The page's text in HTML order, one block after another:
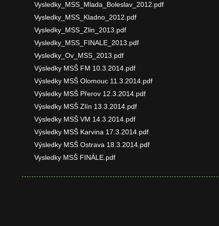
Vysledky_MSS_Mlada_Boleslav_2012.pdf
Vysledky_MSS_Kladno_2012.pdf
Vysledky_MSS_Zlin_2013.pdf
Vysledky_MSS_FINALE_2013.pdf
Vysledky_Ov_MSS_2013.pdf
Výsledky MSŠ FM 10.3.2014.pdf
Výsledky MSŠ Olomouc 11.3.2014.pdf
Výsledky MSŠ Přerov 12.3.2014.pdf
Výsledky MSŠ Zlín 13.3.2014.pdf
Výsledky MSŠ VM 14.3.2014.pdf
Výsledky MSŠ Karvina 17.3.2014.pdf
Výsledky MSŠ Ostrava 18.3.2014.pdf
Vysledky MSŠ FINÁLE.pdf